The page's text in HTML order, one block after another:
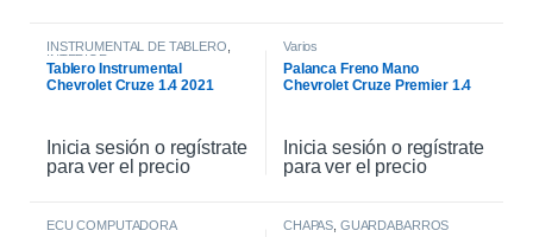
INSTRUMENTAL DE TABLERO
INTERIOR
Tablero Instrumental
Chevrolet Cruze 1.4 2021
Inicia sesión o regístrate
para ver el precio
Varios
Palanca Freno Mano
Chevrolet Cruze Premier 1.4
Inicia sesión o regístrate
para ver el precio
ECU COMPUTADORA CHAPAS GUARDABARROS